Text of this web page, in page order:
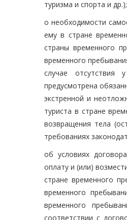
туризма и спорта и др.);
о необходимости
ему в стране
страны временного
временного
случае отсутствия
предусмотрена
экстренной и
туриста в стране
возвращения тела
требованиях
об условиях
оплату и (или)
стране временного
временного
временного
соответствии с